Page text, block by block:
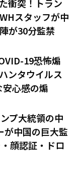
衝突！トラン
スタッフが中
が30分監禁
19恐怖煽
ンタウイルス
心感の煽
プ大統領の中
が中国の巨大監
顔認証・ドロ